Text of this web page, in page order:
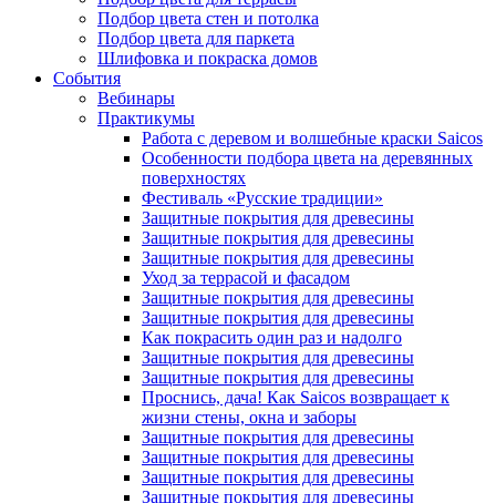
Подбор цвета стен и потолка
Подбор цвета для паркета
Шлифовка и покраска домов
События
Вебинары
Практикумы
Работа с деревом и волшебные краски Saicos
Особенности подбора цвета на деревянных
поверхностях
Фестиваль «Русские традиции»
Защитные покрытия для древесины
Защитные покрытия для древесины
Защитные покрытия для древесины
Уход за террасой и фасадом
Защитные покрытия для древесины
Защитные покрытия для древесины
Как покрасить один раз и надолго
Защитные покрытия для древесины
Защитные покрытия для древесины
Проснись, дача! Как Saicos возвращает к
жизни стены, окна и заборы
Защитные покрытия для древесины
Защитные покрытия для древесины
Защитные покрытия для древесины
Защитные покрытия для древесины